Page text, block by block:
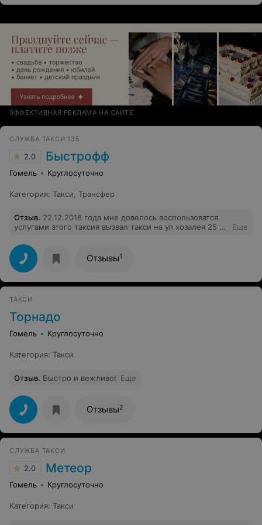
ЭФФЕКТИВНАЯ РЕКЛАМА НА САЙТЕ
СЛУЖБА ТАКСИ 135
2.0 Быстрофф
Гомель Круглосуточно
Категория: Такси, Трансфер
Отзыв. 22.12.2018 года мне довелось воспользоватся
услугами этого таксия вызвал такси на ул хозалея 25 в
10 минут,в 17.38 мне говорят что такси будет но нужно
подождать еще 10 минут,в 17.52 мне говорят что вы
еще ждете? а машина уже едет,в конечном этоге меня
забрали с адреса в 18.09 и кстати чек выдали на
5рублей 80 копеек а взяли 10 рублей .я рекомендую
Еще
Отзывы1
ТАКСИ
Торнадо
Гомель Круглосуточно
Категория: Такси
Отзыв. Быстро и вежливо! Еще
Отзывы2
СЛУЖБА ТАКСИ
2.0 Метеор
Гомель Круглосуточно
Категория: Такси